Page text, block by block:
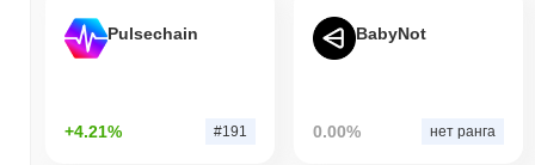
Pulsechain
+4.21% #191
BabyNot
0.00% нет ранга